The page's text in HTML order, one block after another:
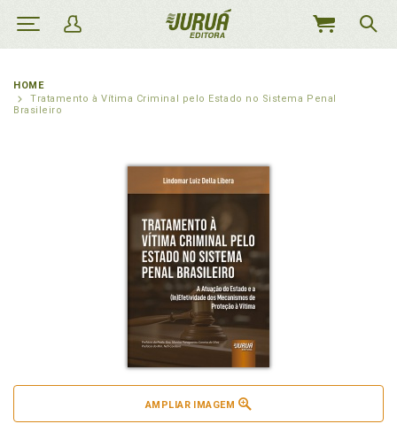
MEU
HOME
Tratamento à Vítima Criminal pelo Estado no Sistema Penal
Brasileiro
AMPLIAR IMAGEM